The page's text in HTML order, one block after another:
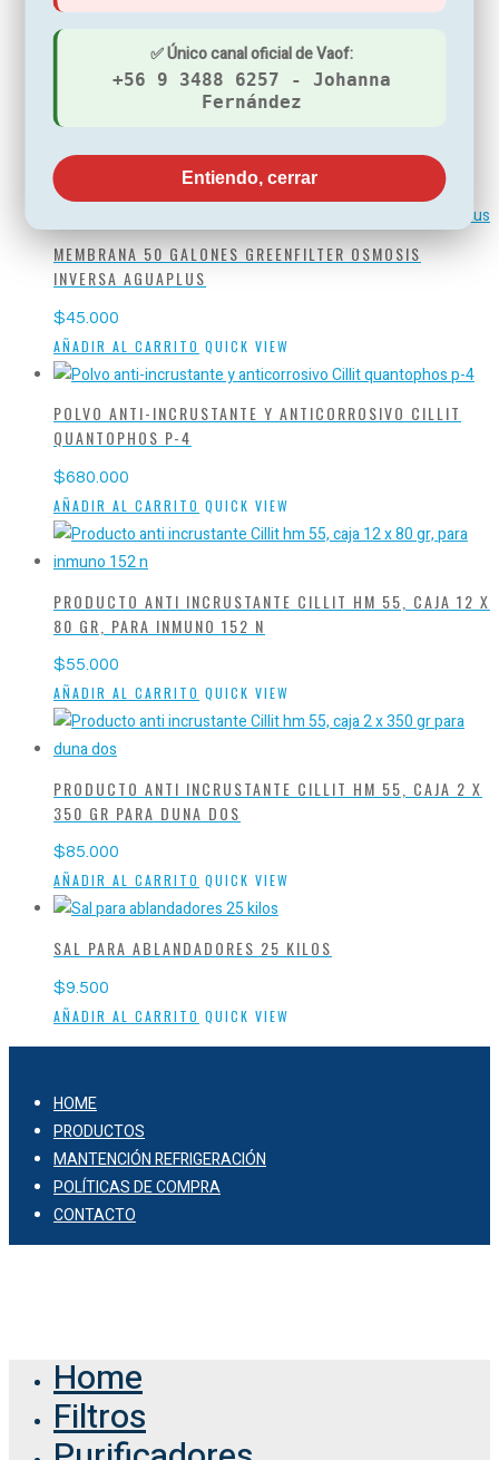
AÑADIR AL CARRITO QUICK VIEW
LAMPARA ULTRA VIOLETA PARA AGUA 6W 1/4
$79.990
LEER MÁS QUICK VIEW
MEMBRANA 50 GALONES GREENFILTER OSMOSIS
INVERSA AGUAPLUS
$45.000
AÑADIR AL CARRITO QUICK VIEW
POLVO ANTI-INCRUSTANTE Y ANTICORROSIVO CILLIT
QUANTOPHOS P-4
$680.000
AÑADIR AL CARRITO QUICK VIEW
PRODUCTO ANTI INCRUSTANTE CILLIT HM 55, CAJA 12 X
80 GR, PARA INMUNO 152 N
$55.000
AÑADIR AL CARRITO QUICK VIEW
PRODUCTO ANTI INCRUSTANTE CILLIT HM 55, CAJA 2 X
350 GR PARA DUNA DOS
$85.000
AÑADIR AL CARRITO QUICK VIEW
SAL PARA ABLANDADORES 25 KILOS
$9.500
AÑADIR AL CARRITO QUICK VIEW
HOME
PRODUCTOS
MANTENCIÓN REFRIGERACIÓN
POLÍTICAS DE COMPRA
CONTACTO
Home
Filtros
✅ Único canal oficial de Vaof:
+56 9 3488 6257 - Johanna
Fernández
Entiendo, cerrar